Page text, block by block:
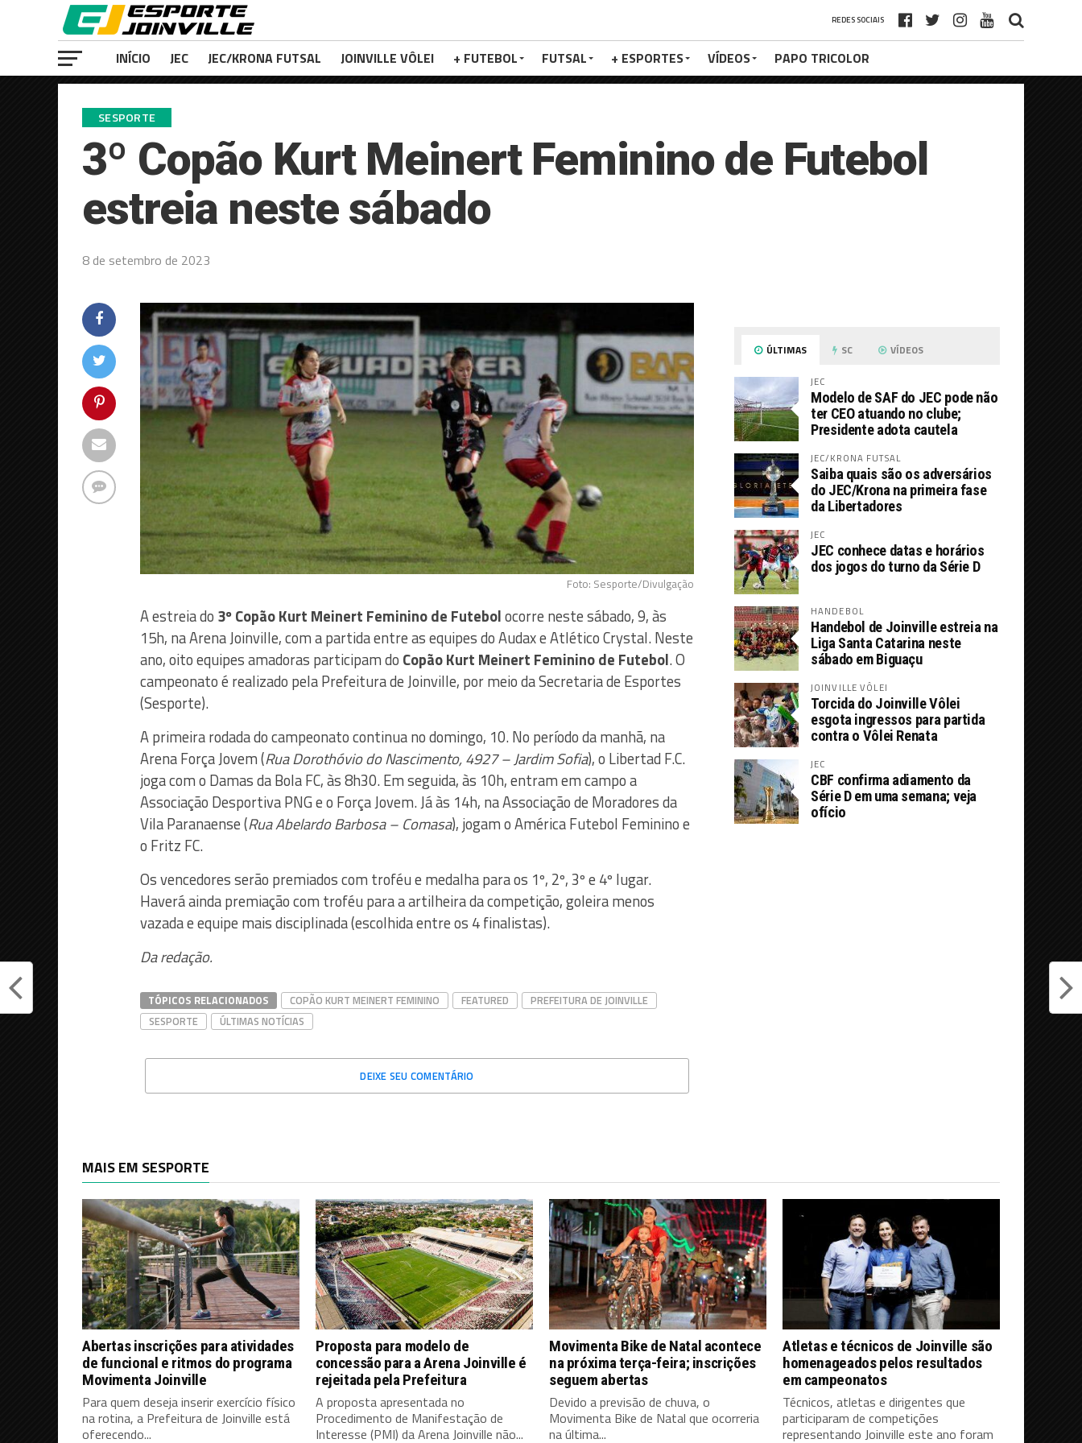
REDES SOCIAIS
INÍCIO JEC JEC/KRONA FUTSAL JOINVILLE VÔLEI + FUTEBOL FUTSAL + ESPORTES VÍDEOS PAPO TRICOLOR
SESPORTE
3º Copão Kurt Meinert Feminino de Futebol
estreia neste sábado
8 de setembro de 2023
Foto: Sesporte/Divulgação
A estreia do 3º Copão Kurt Meinert Feminino de Futebolocorre neste sábado, 9, às
15h, na Arena Joinville, com a partida entre as equipes do Audax e Atlético Crystal. Neste
ano, oito equipes amadoras participam do Copão Kurt Meinert Feminino de Futebol. O
campeonato é realizado pela Prefeitura de Joinville, por meio da Secretaria de Esportes
(Sesporte).
A primeira rodada do campeonato continua no domingo, 10. No período da manhã, na
Arena Força Jovem (Rua Dorothóvio do Nascimento, 4927 – Jardim Sofia), o Libertad F.C.
joga com o Damas da Bola FC, às 8h30. Em seguida, às 10h, entram em campo a
Associação Desportiva PNG e o Força Jovem. Já às 14h, na Associação de Moradores da
Vila Paranaense (Rua Abelardo Barbosa – Comasa), jogam o América Futebol Feminino e
o Fritz FC.
Os vencedores serão premiados com troféu e medalha para os 1º, 2º, 3º e 4º lugar.
Haverá ainda premiação com troféu para a artilheira da competição, goleira menos
vazada e equipe mais disciplinada (escolhida entre os 4 finalistas).
Da redação.
TÓPICOS RELACIONADOS COPÃO KURT MEINERT FEMININO FEATURED
PREFEITURA DE JOINVILLE
SESPORTE
ÚLTIMAS NOTÍCIAS
DEIXE SEU COMENTÁRIO
ÚLTIMAS SC VÍDEOS
JEC
Modelo de SAF do JEC pode não
ter CEO atuando no clube;
Presidente adota cautela
JEC/KRONA FUTSAL
Saiba quais são os adversários
do JEC/Krona na primeira fase
da Libertadores
JEC
JEC conhece datas e horários
dos jogos do turno da Série D
HANDEBOL
Handebol de Joinville estreia na
Liga Santa Catarina neste
sábado em Biguaçu
JOINVILLE VÔLEI
Torcida do Joinville Vôlei
esgota ingressos para partida
contra o Vôlei Renata
JEC
CBF confirma adiamento da
Série D em uma semana; veja
ofício
MAIS EM SESPORTE
Abertas inscrições para atividades
de funcional e ritmos do programa
Movimenta Joinville
Para quem deseja inserir exercício físico
na rotina, a Prefeitura de Joinville está
oferecendo...
Proposta para modelo de
concessão para a Arena Joinville é
rejeitada pela Prefeitura
A proposta apresentada no
Procedimento de Manifestação de
Interesse (PMI) da Arena Joinville não...
Movimenta Bike de Natal acontece
na próxima terça-feira; inscrições
seguem abertas
Devido a previsão de chuva, o
Movimenta Bike de Natal que ocorreria
na última...
Atletas e técnicos de Joinville são
homenageados pelos resultados
em campeonatos
Técnicos, atletas e dirigentes que
participaram de competições
representando Joinville este ano foram